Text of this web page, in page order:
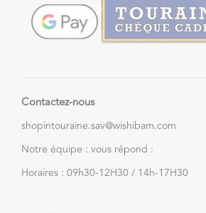
Contactez-nous
shopintouraine.sav@wishibam.com
Notre équipe : vous répond :
Horaires : 09h30-12H30 / 14h-17H30